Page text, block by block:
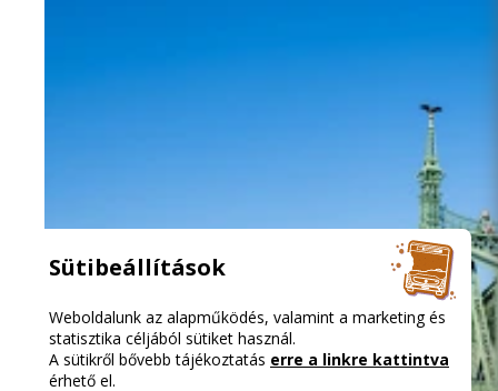
Sütibeállítások
Weboldalunk az alapműködés, valamint a marketing és
statisztika céljából sütiket használ.
A sütikről bővebb tájékoztatás erre a linkre kattintva
érhető el.